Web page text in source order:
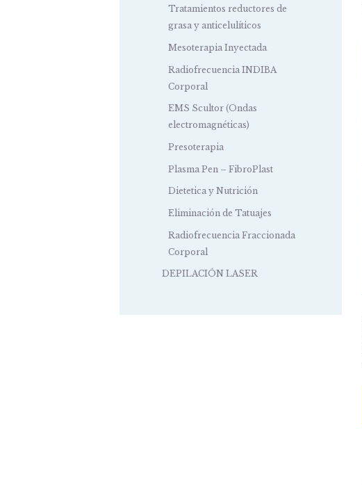
Tratamientos reductores de
grasa y anticelulíticos
Mesoterapia Inyectada
Radiofrecuencia INDIBA
Corporal
EMS Scultor (Ondas
electromagnéticas)
Presoterapia
Plasma Pen – FibroPlast
Dietetica y Nutrición
Eliminación de Tatuajes
Radiofrecuencia Fraccionada
Corporal
DEPILACIÓN LASER